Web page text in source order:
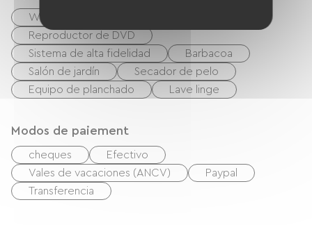
Wifi gratuito
Reproductor de DVD
Sistema de alta fidelidad
Barbacoa
Salón de jardín
Secador de pelo
Equipo de planchado
Lave linge
Modos de paiement
cheques
Efectivo
Vales de vacaciones (ANCV)
Paypal
Transferencia